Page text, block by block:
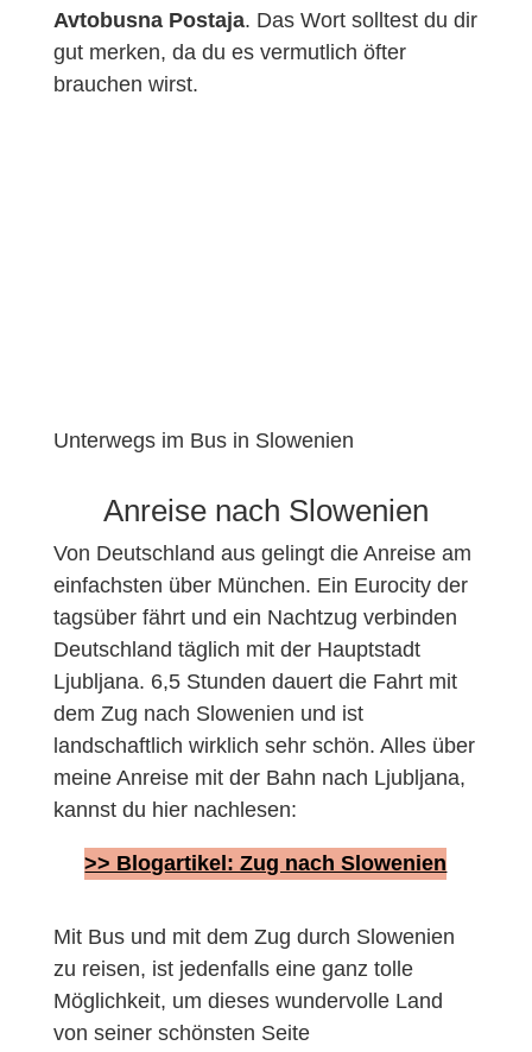
Avtobusna Postaja. Das Wort solltest du dir
gut merken, da du es vermutlich öfter
brauchen wirst.
Unterwegs im Bus in Slowenien
Anreise nach Slowenien
Von Deutschland aus gelingt die Anreise am
einfachsten über München. Ein Eurocity der
tagsüber fährt und ein Nachtzug verbinden
Deutschland täglich mit der Hauptstadt
Ljubljana. 6,5 Stunden dauert die Fahrt mit
dem Zug nach Slowenien und ist
landschaftlich wirklich sehr schön. Alles über
meine Anreise mit der Bahn nach Ljubljana,
kannst du hier nachlesen:
>> Blogartikel: Zug nach Slowenien
Mit Bus und mit dem Zug durch Slowenien
zu reisen, ist jedenfalls eine ganz tolle
Möglichkeit, um dieses wundervolle Land
von seiner schönsten Seite